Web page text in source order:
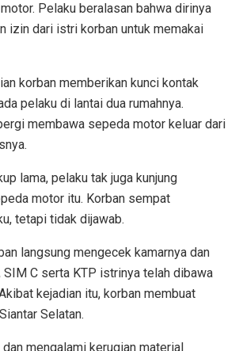
Pelaku beralasan bahwa dirinya
izin dari istri korban untuk memakai
korban memberikan kunci kontak
pelaku di lantai dua rumahnya.
membawa sepeda motor keluar dari
lama, pelaku tak juga kunjung
motor itu. Korban sempat
tetapi tidak dijawab.
langsung mengecek kamarnya dan
SIM C serta KTP istrinya telah dibawa
kejadian itu, korban membuat
Selatan.
mengalami kerugian material